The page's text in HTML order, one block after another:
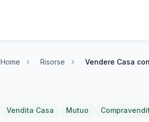
Home Risorse Vendere Casa
Vendita Casa Mutuo